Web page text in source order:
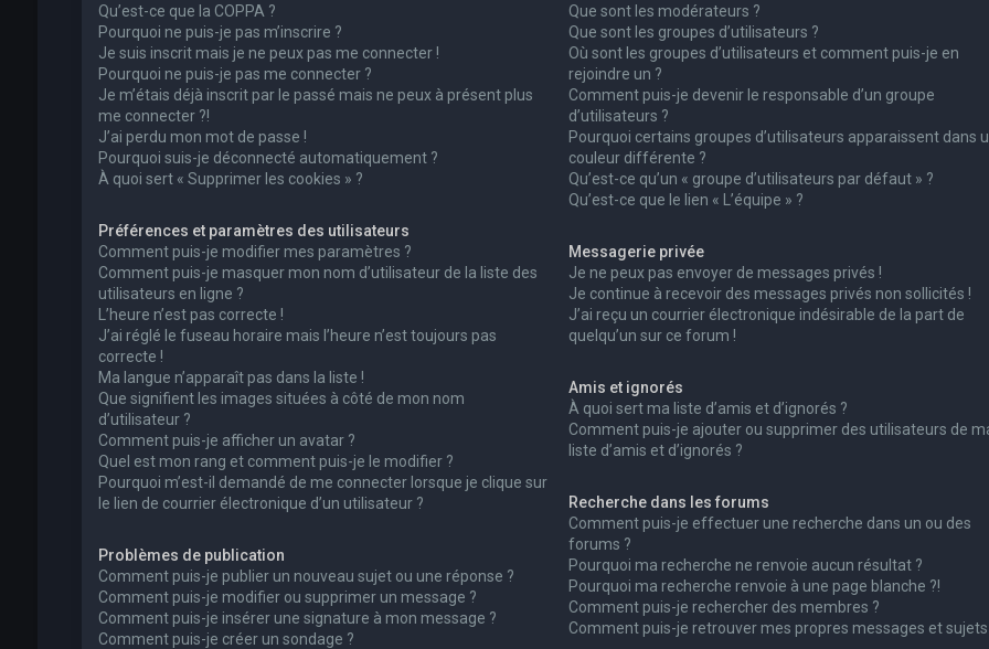
Qu’est-ce que la COPPA ?
Pourquoi ne puis-je pas m’inscrire ?
Je suis inscrit mais je ne peux pas me connecter !
Pourquoi ne puis-je pas me connecter ?
Je m’étais déjà inscrit par le passé mais ne peux à présent plus
me connecter ?!
J’ai perdu mon mot de passe !
Pourquoi suis-je déconnecté automatiquement ?
À quoi sert « Supprimer les cookies » ?
Préférences et paramètres des utilisateurs
Comment puis-je modifier mes paramètres ?
Comment puis-je masquer mon nom d’utilisateur de la liste des
utilisateurs en ligne ?
L’heure n’est pas correcte !
J’ai réglé le fuseau horaire mais l’heure n’est toujours pas
correcte !
Ma langue n’apparaît pas dans la liste !
Que signifient les images situées à côté de mon nom
d’utilisateur ?
Comment puis-je afficher un avatar ?
Quel est mon rang et comment puis-je le modifier ?
Pourquoi m’est-il demandé de me connecter lorsque je clique sur
le lien de courrier électronique d’un utilisateur ?
Problèmes de publication
Comment puis-je publier un nouveau sujet ou une réponse ?
Comment puis-je modifier ou supprimer un message ?
Comment puis-je insérer une signature à mon message ?
Comment puis-je créer un sondage ?
Que sont les modérateurs ?
Que sont les groupes d’utilisateurs ?
Où sont les groupes d’utilisateurs et comment puis-je en
rejoindre un ?
Comment puis-je devenir le responsable d’un groupe
d’utilisateurs ?
Pourquoi certains groupes d’utilisateurs apparaissent dans
couleur différente ?
Qu’est-ce qu’un « groupe d’utilisateurs par défaut » ?
Qu’est-ce que le lien « L’équipe » ?
Messagerie privée
Je ne peux pas envoyer de messages privés !
Je continue à recevoir des messages privés non sollicités !
J’ai reçu un courrier électronique indésirable de la part de
quelqu’un sur ce forum !
Amis et ignorés
À quoi sert ma liste d’amis et d’ignorés ?
Comment puis-je ajouter ou supprimer des utilisateurs de
liste d’amis et d’ignorés ?
Recherche dans les forums
Comment puis-je effectuer une recherche dans un ou des
forums ?
Pourquoi ma recherche ne renvoie aucun résultat ?
Pourquoi ma recherche renvoie à une page blanche ?!
Comment puis-je rechercher des membres ?
Comment puis-je retrouver mes propres messages et sujets